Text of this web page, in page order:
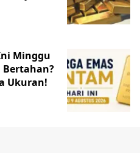
Minggu
Bertahan?
Ukuran!